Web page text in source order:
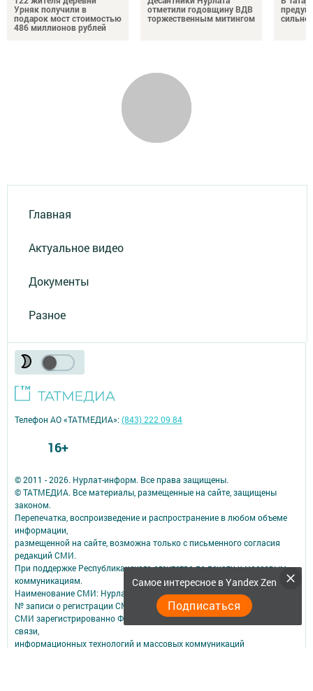
Урняк получили в
подарок мост стоимостью
486 миллионов рублей
отметили годовщину ВДВ
торжественным митингом
Главная
Актуальное видео
Документы
Разное
Самое интересное в Yandex Zen
Подписаться
© 2011 - 2026. Нурлат-⁠информ. Все права защищены.
© ТАТМЕДИА. Все материалы, размещенные на сайте, защищены
законом.
Перепечатка, воспроизведение и распространение в любом объеме
информации,
размещенной на сайте, возможна только с письменного согласия
редакций СМИ.
При поддержке Республиканского агентства по печати и массовым
коммуникациям.
Наименование СМИ: Нурлат-⁠информ
№ записи о регистрации СМИ, дата: ЭЛ № ФС 77 -⁠ 73782 от 05.10.2018
СМИ зарегистрированно Федеральной службой по надзору в сфере
связи,
информационных технологий и массовых коммуникаций
Телефон АО «ТАТМЕДИА»:(843) 222 09 84
16+